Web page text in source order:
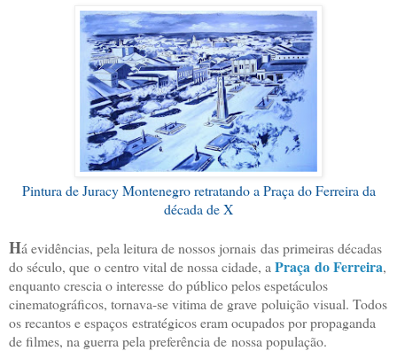
Pintura de Juracy Montenegro retratando a Praça do Ferreira da
década de X
Há evidências, pela leitura de nossos jornais das primeiras décadas
do século, que o centro vital de nossa cidade, a Praça do Ferreira,
enquanto crescia o interesse do público pelos espetáculos
cinematográficos, tornava-se vitima de grave poluição visual. Todos
os recantos e espaços estratégicos eram ocupados por propaganda
de filmes, na guerra pela preferência de nossa população.